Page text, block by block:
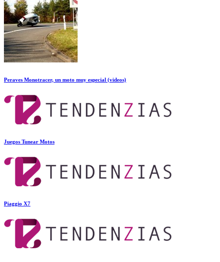
Peraves Monotracer, un moto muy especial (videos)
Juegos Tunear Motos
Piaggio X7